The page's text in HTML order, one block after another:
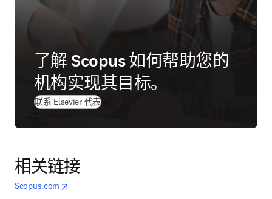
了解 Scopus 如何帮助您的
机构实现其目标。
联系 Elsevier 代表
相关链接
Scopus.com 在新的选项卡/窗口中打开
opens in new tab/window